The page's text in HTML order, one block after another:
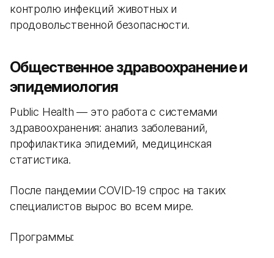
контролю инфекций животных и
продовольственной безопасности.
Общественное здравоохранение и
эпидемиология
Public Health — это работа с системами
здравоохранения: анализ заболеваний,
профилактика эпидемий, медицинская
статистика.
После пандемии COVID-19 спрос на таких
специалистов вырос во всем мире.
Программы: